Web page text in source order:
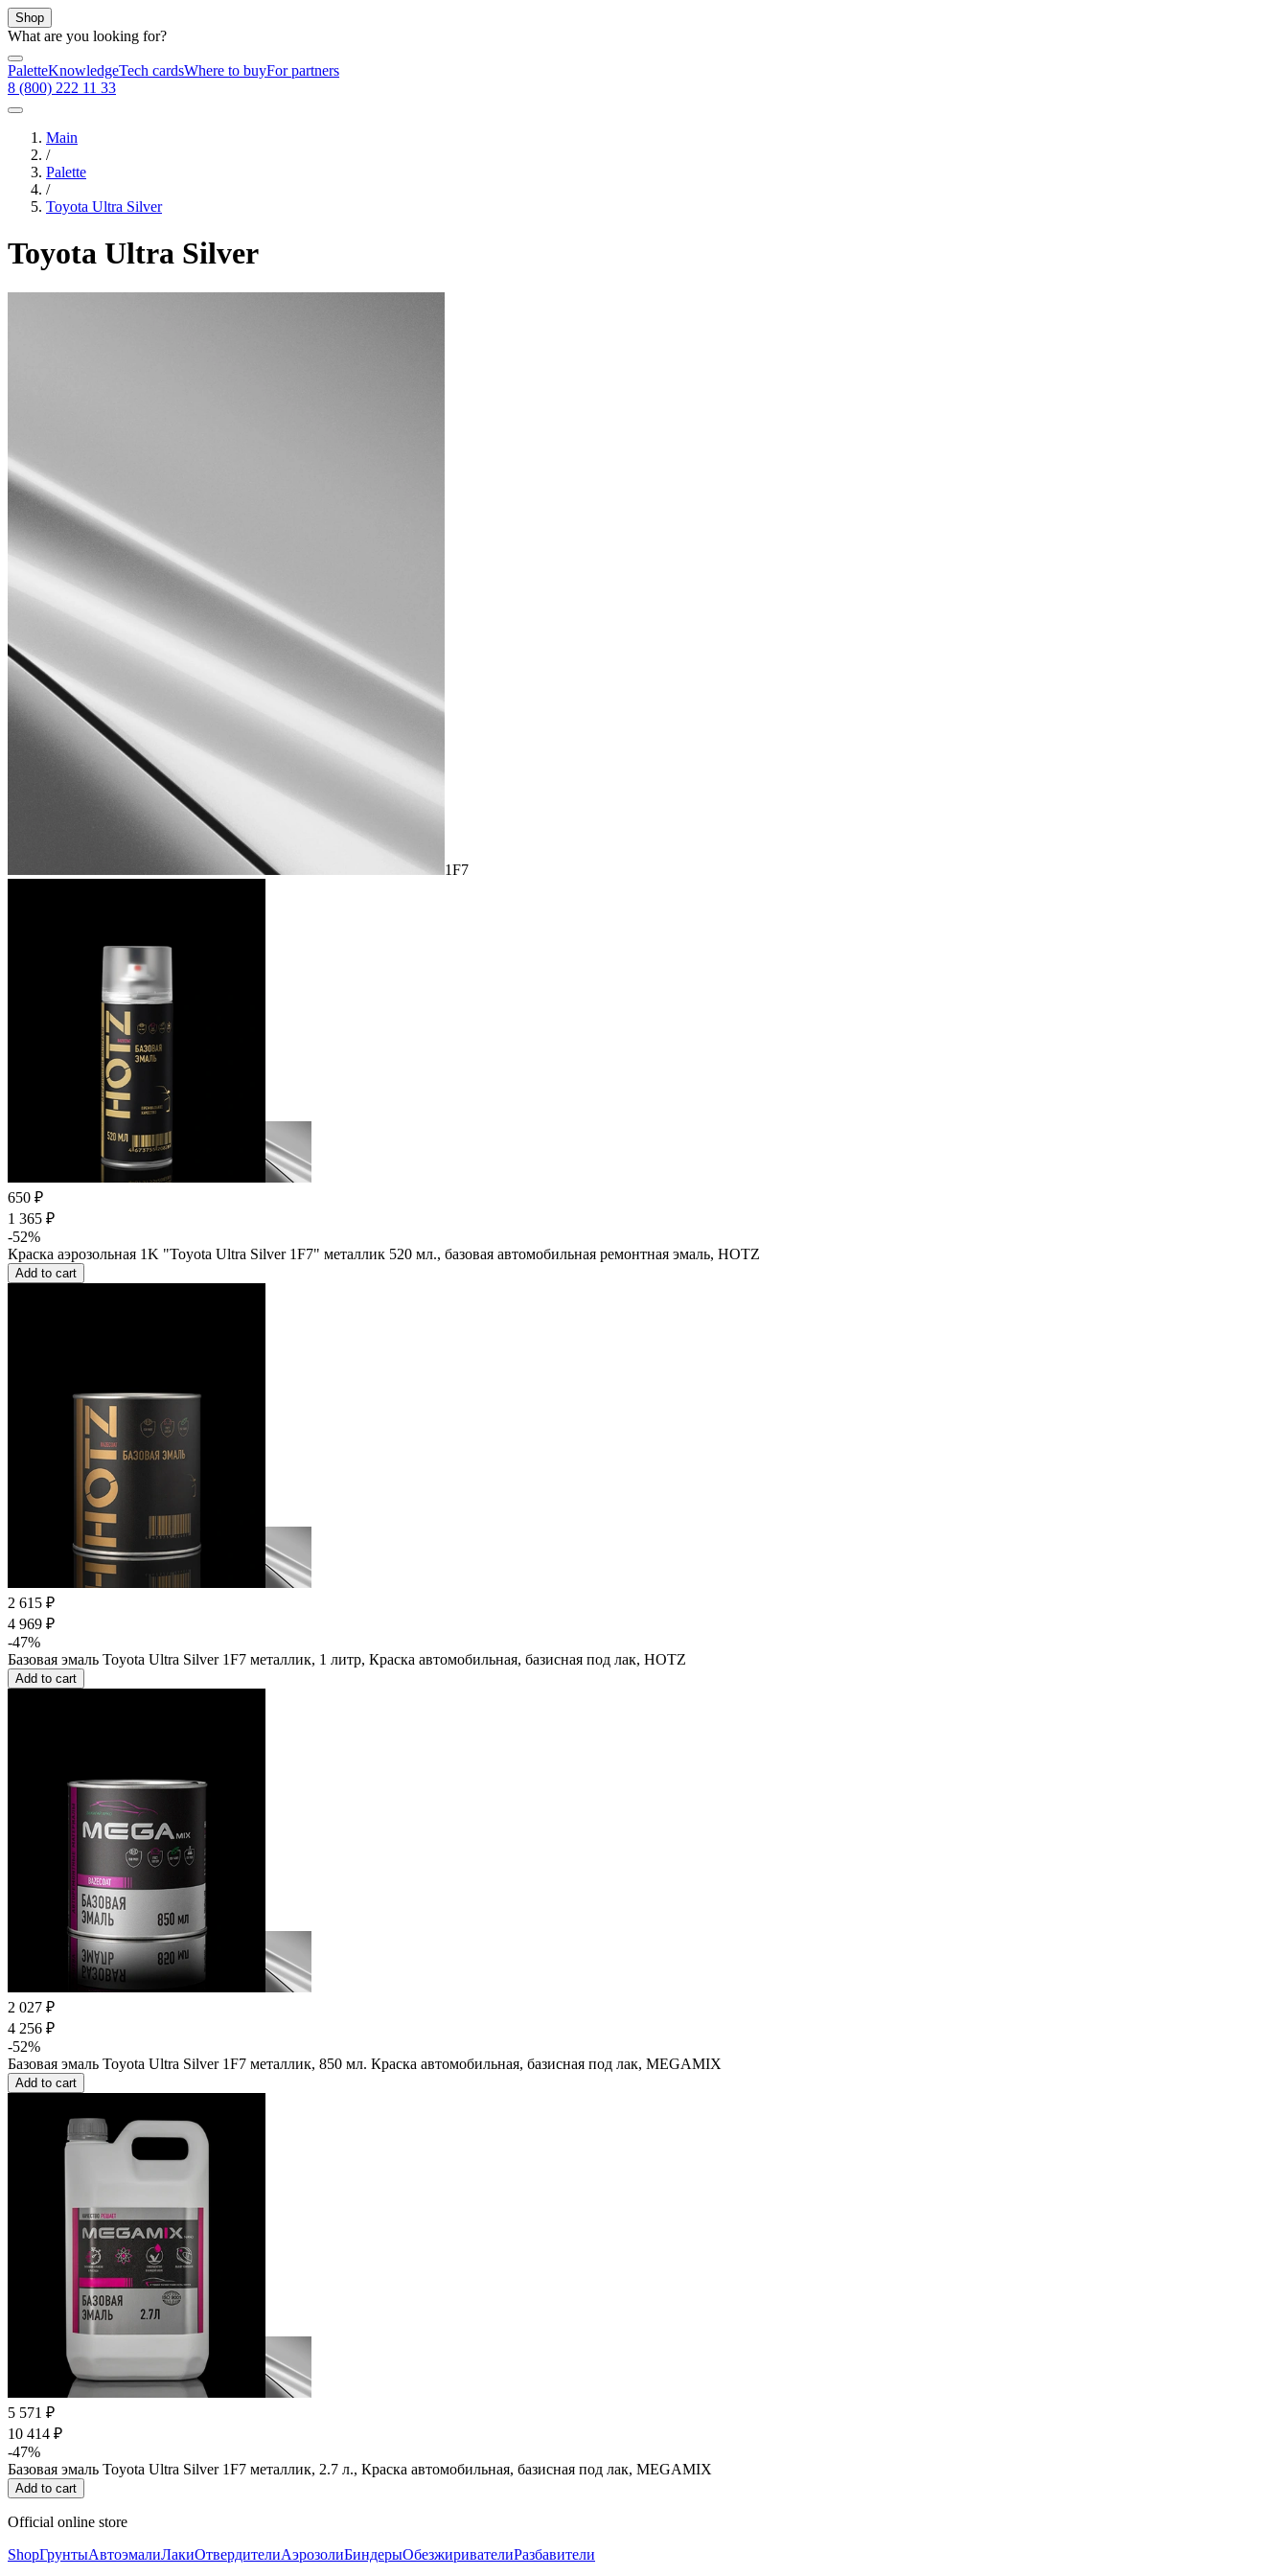
Shop
What are you looking for?
PaletteKnowledgeTech cardsWhere to buyFor partners
8 (800) 222 11 33
Main
/
Palette
/
Toyota Ultra Silver
Toyota Ultra Silver
1F7
650 ₽
1 365 ₽
-52%
Краска аэрозольная 1K "Toyota Ultra Silver 1F7" металлик 520 мл., базовая автомобильная ремонтная эмаль, HOTZ
Add to cart
2 615 ₽
4 969 ₽
-47%
Базовая эмаль Toyota Ultra Silver 1F7 металлик, 1 литр, Краска автомобильная, базисная под лак, HOTZ
Add to cart
2 027 ₽
4 256 ₽
-52%
Базовая эмаль Toyota Ultra Silver 1F7 металлик, 850 мл. Краска автомобильная, базисная под лак, MEGAMIX
Add to cart
5 571 ₽
10 414 ₽
-47%
Базовая эмаль Toyota Ultra Silver 1F7 металлик, 2.7 л., Краска автомобильная, базисная под лак, MEGAMIX
Add to cart
Official online store
ShopГрунтыАвтоэмалиЛакиОтвердителиАэрозолиБиндерыОбезжиривателиРазбавители